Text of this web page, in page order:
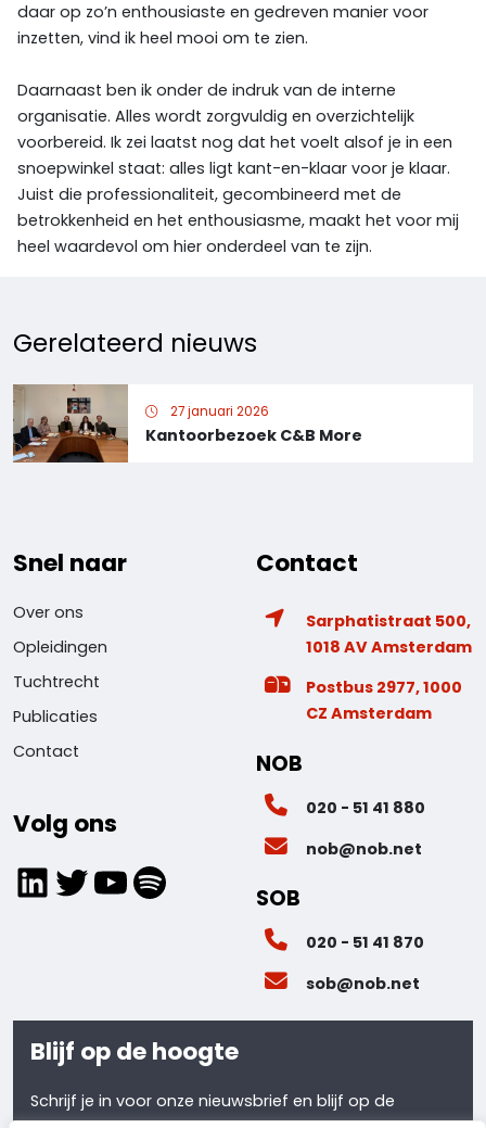
daar op zo’n enthousiaste en gedreven manier voor
inzetten, vind ik heel mooi om te zien.
Daarnaast ben ik onder de indruk van de interne
organisatie. Alles wordt zorgvuldig en overzichtelijk
voorbereid. Ik zei laatst nog dat het voelt alsof je in een
snoepwinkel staat: alles ligt kant-en-klaar voor je klaar.
Juist die professionaliteit, gecombineerd met de
betrokkenheid en het enthousiasme, maakt het voor mij
heel waardevol om hier onderdeel van te zijn.
Gerelateerd nieuws
Kantoorbezoek C&B More
27 januari 2026
Snel naar
Over ons
Opleidingen
Tuchtrecht
Publicaties
Contact
Volg ons
LinkedIn
Twitter
YouTube
Spotify
Contact
Sarphatistraat 500,
1018 AV Amsterdam
Postbus 2977, 1000
CZ Amsterdam
NOB
020 - 51 41 880
nob@nob.net
SOB
020 - 51 41 870
sob@nob.net
Blijf op de hoogte
Schrijf je in voor onze nieuwsbrief en blijf op de